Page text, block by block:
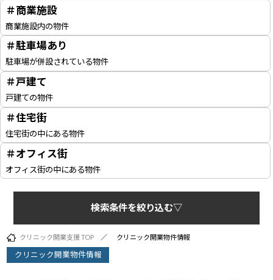
＃商業施設
商業施設内の物件
＃駐車場あり
駐車場が併設されている物件
＃戸建て
戸建ての物件
＃住宅街
住宅街の中にある物件
＃オフィス街
オフィス街の中にある物件
検索条件を絞り込む▽
クリニック開業支援 TOP クリニック開業物件情報
クリニック開業物件情報